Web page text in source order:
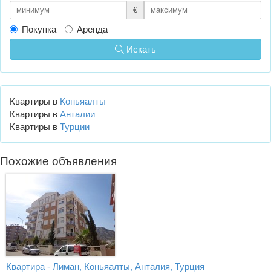
€
Покупка
Аренда
Искать
Квартиры в Коньяалты
Квартиры в Анталии
Квартиры в Турции
Похожие объявления
Квартира - Лиман, Коньяалты, Анталия, Турция